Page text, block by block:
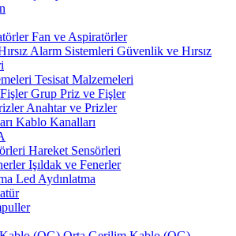
Fan ve Aspiratörler
Güvenlik ve Hırsız
Tesisat Malzemeleri
Grup Priz ve Fişler
Anahtar ve Prizler
Kablo Kanalları
Hareket Sensörleri
Işıldak ve Fenerler
Led Aydınlatma